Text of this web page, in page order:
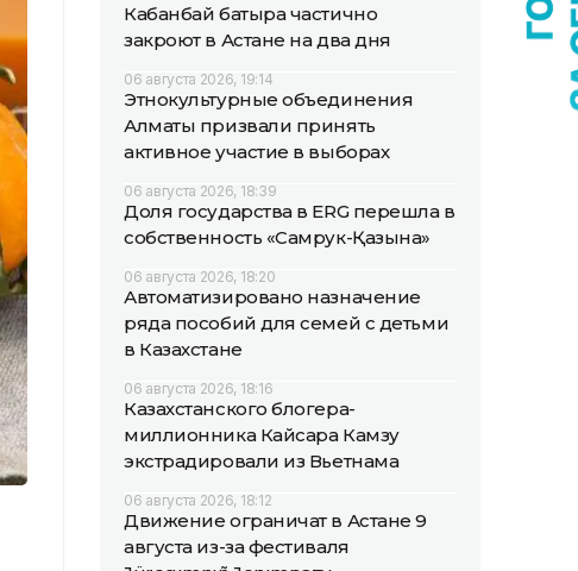
Кабанбай батыра частично
закроют в Астане на два дня
06 августа 2026, 19:14
Этнокультурные объединения
Алматы призвали принять
активное участие в выборах
06 августа 2026, 18:39
Доля государства в ERG перешла в
собственность «Самрук-Қазына»
06 августа 2026, 18:20
Автоматизировано назначение
ряда пособий для семей с детьми
в Казахстане
06 августа 2026, 18:16
Казахстанского блогера-
миллионника Кайсара Камзу
экстрадировали из Вьетнама
06 августа 2026, 18:12
Движение ограничат в Астане 9
августа из-за фестиваля